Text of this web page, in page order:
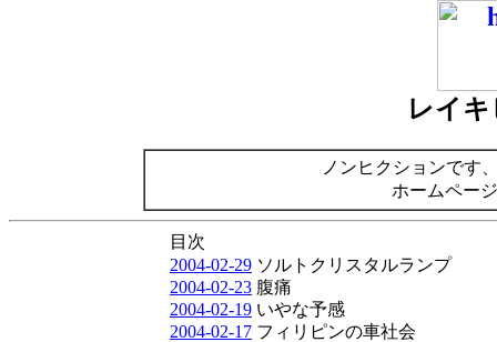
レイ
ノンヒクションです
ホームページ
目次
2004-02-29 ソルトクリスタルランプ
2004-02-23 腹痛
2004-02-19 いやな予感
2004-02-17 フィリピンの車社会